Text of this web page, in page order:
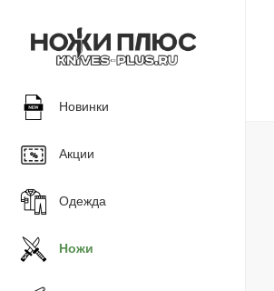
Новинки
Акции
Одежда
Ножи